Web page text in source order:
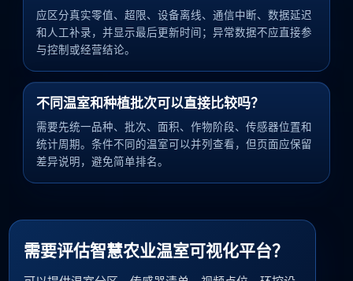
应区分真实零值、超限、设备离线、通信中断、数据延迟
和人工补录，并显示最后更新时间；异常数据不应直接参
与控制或经营结论。
不同温室和种植批次可以直接比较吗？
需要先统一品种、批次、面积、作物阶段、传感器位置和
统计周期。条件不同的温室可以并列查看，但页面应保留
差异说明，避免简单排名。
需要评估智慧农业温室可视化平台？